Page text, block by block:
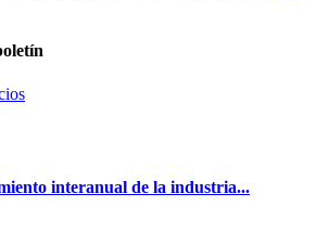
interanual de la industria...